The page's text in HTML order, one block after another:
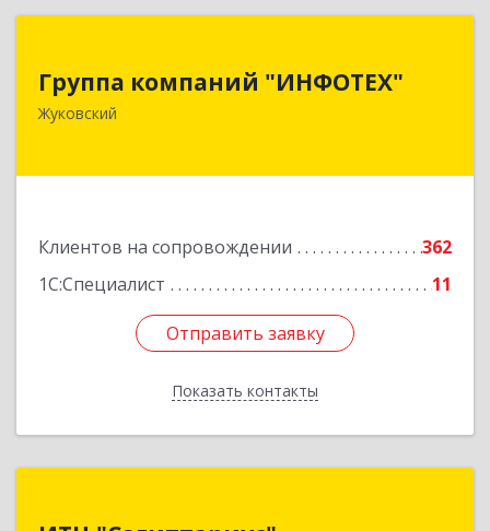
Группа компаний "ИНФОТЕХ"
Жуковский
Клиентов на сопровождении
362
1С:Специалист
11
Отправить заявку
Показать контакты
140180, Московская обл, Жуковский г, Чкалова
Подробнее
Отправить заявку
Назад